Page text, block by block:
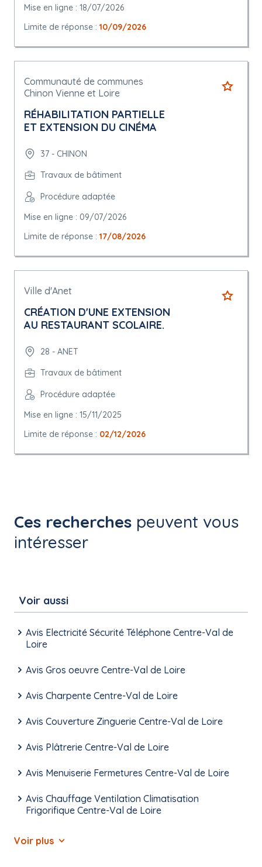
Mise en ligne : 18/07/2026
Limite de réponse : 10/09/2026
Communauté de communes
Chinon Vienne et Loire
RÉHABILITATION PARTIELLE
ET EXTENSION DU CINÉMA
37 - CHINON
Travaux de bâtiment
Procédure adaptée
Mise en ligne : 09/07/2026
Limite de réponse : 17/08/2026
Ville d'Anet
CRÉATION D'UNE EXTENSION
AU RESTAURANT SCOLAIRE.
28 - ANET
Travaux de bâtiment
Procédure adaptée
Mise en ligne : 15/11/2025
Limite de réponse : 02/12/2026
Ces recherches peuvent vous
intéresser
Voir aussi
Avis Electricité Sécurité Téléphone Centre-Val de
Loire
Avis Gros oeuvre Centre-Val de Loire
Avis Charpente Centre-Val de Loire
Avis Couverture Zinguerie Centre-Val de Loire
Avis Plâtrerie Centre-Val de Loire
Avis Menuiserie Fermetures Centre-Val de Loire
Avis Chauffage Ventilation Climatisation
Frigorifique Centre-Val de Loire
Voir plus